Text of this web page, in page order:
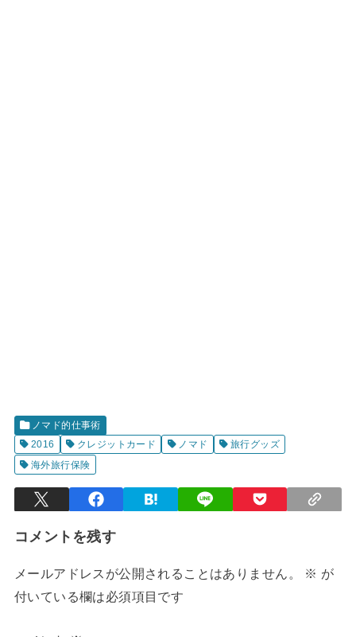
ノマド的仕事術
2016
クレジットカード ノマド
旅行グッズ
海外旅行保険
コメントを残す
メールアドレスが公開されることはありません。 ※ が
付いている欄は必須項目です